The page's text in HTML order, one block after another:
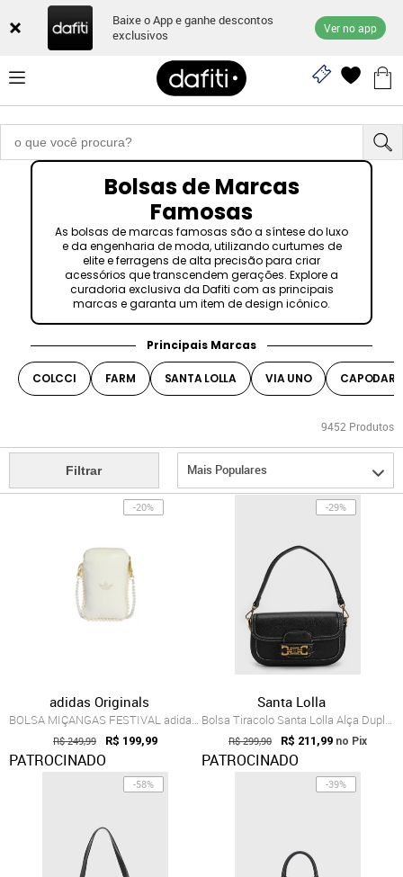
Baixe o App e ganhe descontos
exclusivos
Ver no app
Bolsas de Marcas
Famosas
As bolsas de marcas famosas são a síntese do luxo
e da engenharia de moda, utilizando curtumes de
elite e ferragens de alta precisão para criar
acessórios que transcendem gerações. Explore a
curadoria exclusiva da Dafiti com as principais
marcas e garanta um item de design icônico.
Principais Marcas
COLCCI FARM SANTA LOLLA VIA UNO
9452 Produtos
Filtrar Mais Populares
-20%
adidas Originals
BOLSA MIÇANGAS FESTIVAL adidas Originals Branco
R$ 249,99 R$ 199,99
PATROCINADO
-29%
Santa Lolla
Bolsa Tiracolo Santa Lolla Alça Dupla Preta
R$ 299,90 R$ 211,99 no Pix
PATROCINADO
-58% -39%